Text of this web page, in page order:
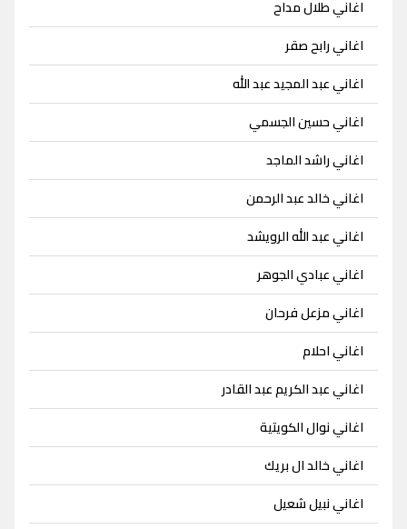
اغاني طلال مداح
اغاني رابح صقر
اغاني عبد المجيد عبد الله
اغاني حسين الجسمي
اغاني راشد الماجد
اغاني خالد عبد الرحمن
اغاني عبد الله الرويشد
اغاني عبادي الجوهر
اغاني مزعل فرحان
اغاني احلام
اغاني عبد الكريم عبد القادر
اغاني نوال الكويتية
اغاني خالد ال بريك
اغاني نبيل شعيل